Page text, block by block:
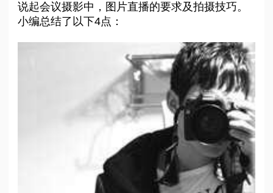
说起会议摄影中，图片直播的要求及拍摄技巧。
小编总结了以下4点：